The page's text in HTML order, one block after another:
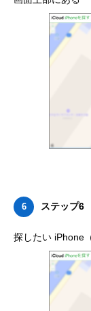
6 ステップ6
探したい iPhone